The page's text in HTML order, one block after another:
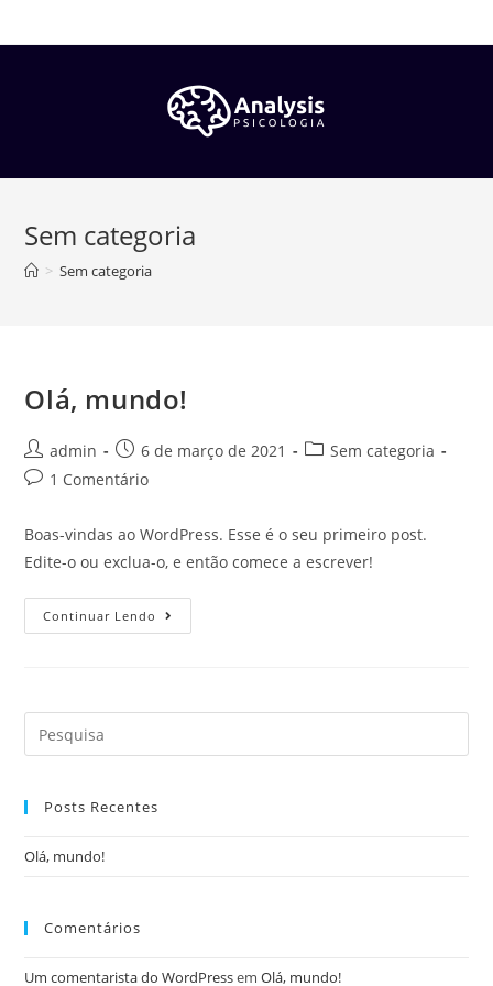
Sem categoria
> Sem categoria
Olá, mundo!
admin 6 de março de 2021
Sem categoria
1 Comentário
Boas-vindas ao WordPress. Esse é o seu primeiro post.
Edite-o ou exclua-o, e então comece a escrever!
Continuar Lendo
Posts Recentes
Olá, mundo!
Comentários
Um comentarista do WordPressemOlá, mundo!